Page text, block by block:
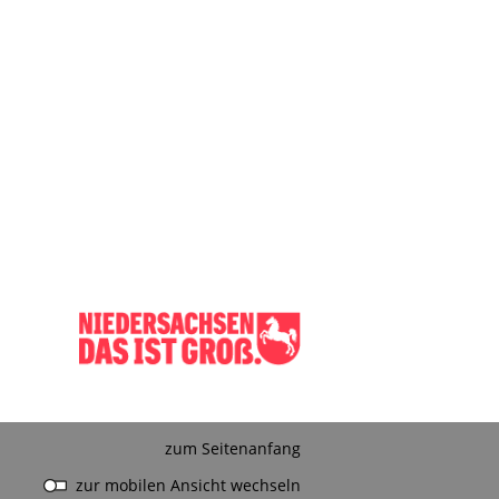
zum Seitenanfang
zur mobilen Ansicht wechseln